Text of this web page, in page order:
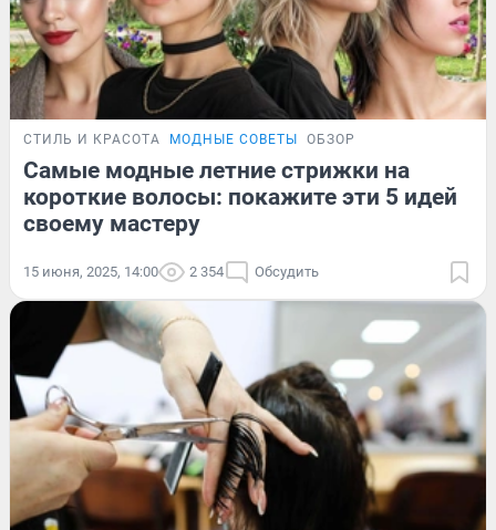
СТИЛЬ И КРАСОТА МОДНЫЕ СОВЕТЫ ОБЗОР
Самые модные летние стрижки на
короткие волосы: покажите эти 5 идей
своему мастеру
15 июня, 2025, 14:00 2 354 Обсудить